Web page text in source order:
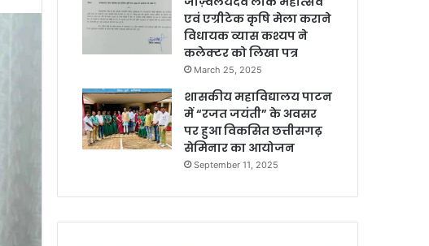
एवं एग्रीटेक कृषि मेला कराने
विधायक व्यास कश्यप ने
कलेक्टर को लिखा पत्र
March 25, 2025
शासकीय महाविद्यालय पाटन
में “रजत जयंती” के अवसर
पर हुआ विकसित छत्तीसगढ़
सेमिनार का आयोजन
September 11, 2025